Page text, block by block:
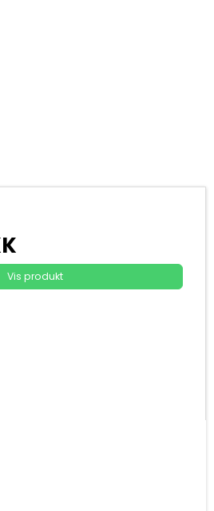
Vis produkt